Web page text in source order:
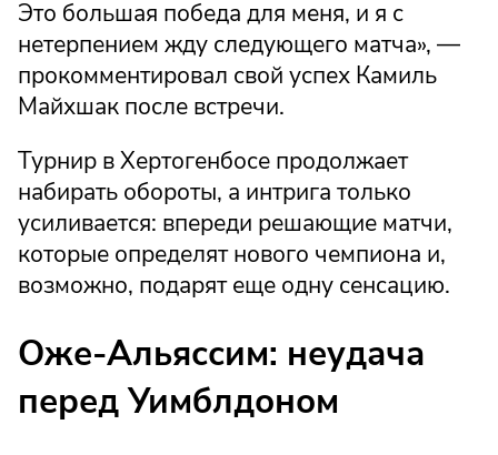
Это большая победа для меня, и я с
нетерпением жду следующего матча», —
прокомментировал свой успех Камиль
Майхшак после встречи.
Турнир в Хертогенбосе продолжает
набирать обороты, а интрига только
усиливается: впереди решающие матчи,
которые определят нового чемпиона и,
возможно, подарят еще одну сенсацию.
Оже-Альяссим: неудача
перед Уимблдоном